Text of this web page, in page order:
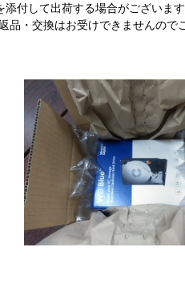
付して出荷する場合がございま
品・交換はお受けできませんので